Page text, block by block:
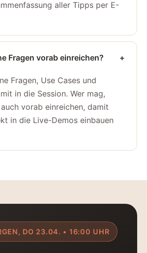
aller Tipps per E-
Fragen vorab einreichen? +
Fragen, Use Cases und
in die Session. Wer mag,
vorab einreichen, damit
in die Live-Demos einbauen
DO 23.04. • 16:00 UHR